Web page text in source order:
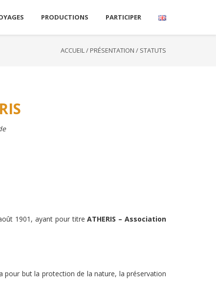
PRODUCTIONS PARTICIPER
ACCUEIL/ PRÉSENTATION / STATUTS
S
1901, ayant pour titreATHERIS – Association
pour but la protection de la nature, la préservation